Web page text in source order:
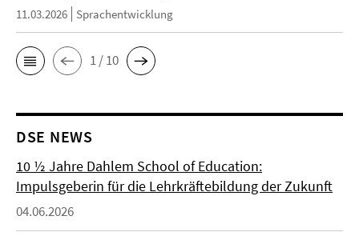
11.03.2026 Sprachentwicklung
1 / 10
DSE NEWS
10 ½ Jahre Dahlem School of Education:
Impulsgeberin für die Lehrkräftebildung der Zukunft
04.06.2026